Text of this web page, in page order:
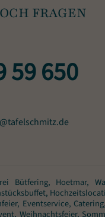
FRAGEN
59 650
Bütfering, Hoetmar,
Eventservice,
Weihnachtsfeier,